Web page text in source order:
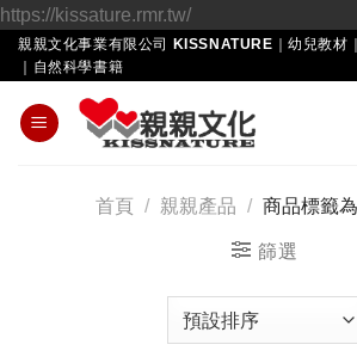
https://kissature.rmr.tw/Skip
to
親親文化事業有限公司 KISSNATURE｜幼兒教材
｜自然科學書籍
首頁 / 親親產品 / 商品標籤
篩選